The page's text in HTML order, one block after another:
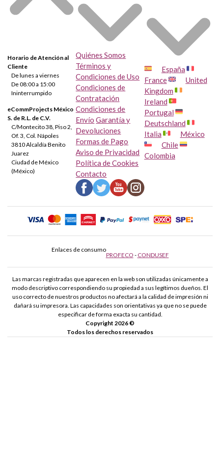
Horario de Atención al
Cliente
De lunes a viernes
De 08:00 a 15:00
Ininterrumpido
eCommProjects México
S. de R.L. de C.V.
C/Montecito 38, Piso 2,
Of. 3, Col. Nápoles
3810 Alcaldía Benito
Juarez
Ciudad de México
(México)
Quiénes Somos
Términos y
Condiciones de Uso
Condiciones de
Contratación
Condiciones de
Envío Garantía y
Devoluciones
Formas de Pago
Aviso de Privacidad
Política de Cookies
Contacto
España
France
United
Kingdom
Ireland
Portugal
Deutschland
Italia
México
Chile
Colombia
Enlaces de consumo
PROFECO - CONDUSEF
Las marcas registradas que aparecen en la web son utilizadas únicamente a
modo descriptivo correspondiendo su propiedad a sus legítimos dueños. El
uso correcto de nuestros productos no afectará a la calidad de impresión ni
dañará su impresora. Las capacidades son orientativas ya que no se puede
especificar de forma exacta su cantidad.
Copyright 2026 ©
Todos los derechos reservados